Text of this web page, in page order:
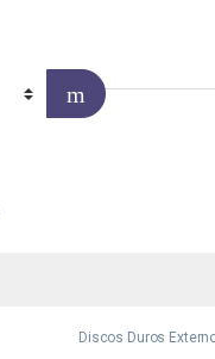
Discos Duros